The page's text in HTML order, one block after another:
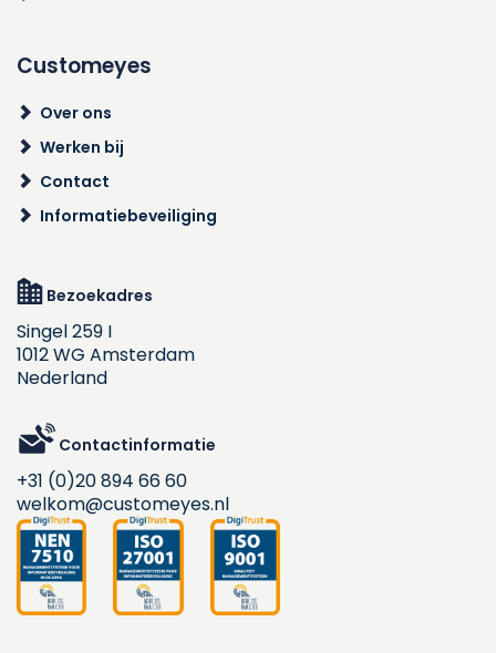
Customeyes
Over ons
Werken bij
Contact
Informatiebeveiliging
Bezoekadres
Singel 259 I
1012 WG Amsterdam
Nederland
Contactinformatie
+31 (0)20 894 66 60
welkom@customeyes.nl